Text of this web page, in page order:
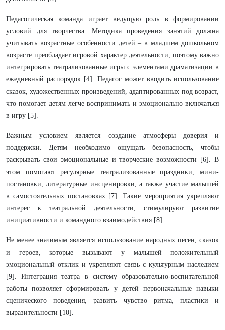
Педагогическая команда играет ведущую роль в формировании
условий для творчества. Методика проведения занятий должна
учитывать возрастные особенности детей – в младшем дошкольном
возрасте преобладает игровой характер деятельности, поэтому важно
интегрировать театрализованные игры с элементами драматизации в
ежедневный распорядок [4]. Педагог может вводить использование
сказок, художественных произведений, адаптированных под возраст,
что помогает детям легче воспринимать и эмоционально включаться
в игру [5].
Важным условием является создание атмосферы доверия и
поддержки. Детям необходимо ощущать безопасность, чтобы
раскрывать свои эмоциональные и творческие возможности [6]. В
этом помогают регулярные театрализованные праздники, мини-
постановки, литературные инсценировки, а также участие малышей
в самостоятельных постановках [7]. Такие мероприятия укрепляют
интерес к театральной деятельности, стимулируют развитие
инициативности и командного взаимодействия [8].
Не менее значимым является использование народных песен, сказок
и героев, которые вызывают у малышей положительный
эмоциональный отклик и укрепляют связь с культурным наследием
[9]. Интеграция театра в систему образовательно-воспитательной
работы позволяет сформировать у детей первоначальные навыки
сценического поведения, развить чувство ритма, пластики и
выразительности [10].